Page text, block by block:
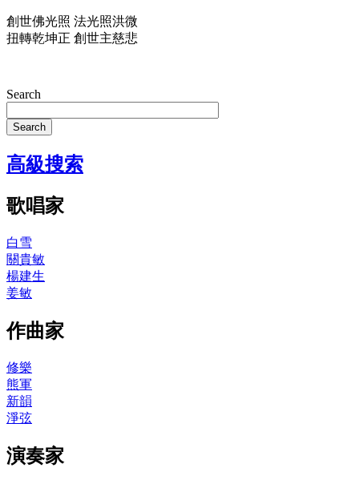
創世佛光照 法光照洪微
扭轉乾坤正 創世主慈悲
Search
Search
高級搜索
歌唱家
白雪
關貴敏
楊建生
姜敏
作曲家
修樂
熊軍
新韻
淨弦
演奏家